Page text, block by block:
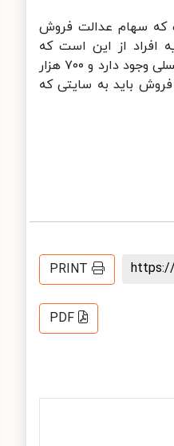
سهام عدالت فروش
از این است که
سفارش فروش گذاشتند اما سهم آن ها فروش نرفته است. البته امکان کنسلی وجود دارد و ۷۰۰ هزار
باید به سایتی که
PRINT
PDF